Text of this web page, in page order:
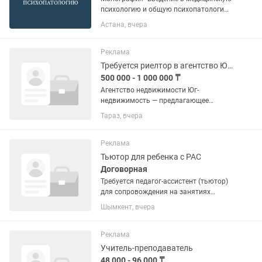
психологию и общую психопатологию"
автор БукашовТ.С., издание 2026г.
Астана, вчера
Реклама
Требуется риелтор в агентство Юг недвижимость
500 000 - 1 000 000 ₸
Агентство недвижимости Юг-
недвижимость — предлагающее
широкий спектр услуги для жителей
города. Высокопрофессиональный
работы, которая включает в
себя:контроль работы...
Тараз, вчера
Реклама
Тьютор для ребенка с РАС
Договорная
Требуется педагог-ассистент (тьютор)
для сопровождения на занятиях
ребенка с РАС в 0-класс. Девочка, с
сохранным интеллектом, добрая и
Шымкент, вчера
Реклама
Учитель-преподаватель